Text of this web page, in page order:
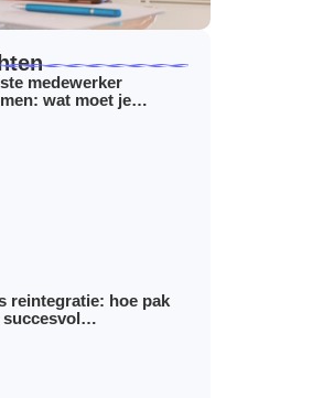
medewerker
wat moet je…
reintegratie: hoe pak
succesvol…